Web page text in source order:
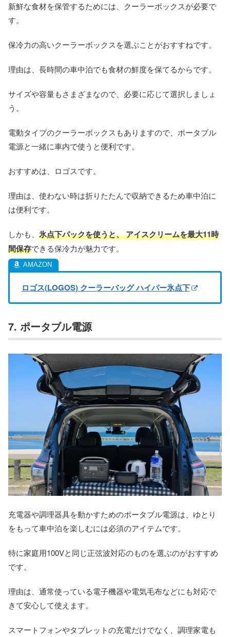
新鮮な食材を保管するためには、クーラーボックスが必要で
す。
保冷力の高いクーラーボックスを選ぶことがおすすねです。
理由は、長時間の車中泊でも食材の鮮度を保てるからです。
サイズや容量もさまざまなので、必要に応じて選択しましょ
う。
電動タイプのクーラーボックスもありますので、ポータブル
電源と一緒に車内で使うと便利です。
おすすめは、ロゴスです。
理由は、使わない時は折りたたんで収納できるため車中泊に
は便利です。
しかも、 氷点下パックを使うと、 アイスクリームを最大11時
間保存できる保冷力が魅力です。
ロゴス(LOGOS) クーラーバッグ ハイパー氷点下
7. ポータブル電源
充電器や調理器具を動かすためのポータブル電源は、ゆとり
をもって車中泊を楽しむには必須のアイテムです。
特に家庭用100Vと同じ正弦波対応のものを選ぶのがおすすめ
です。
理由は、通常使っている電子機器や電気毛布などにも対応で
きて安心して使えます。
スマートフォンやタブレットの充電だけでなく、調理家電も